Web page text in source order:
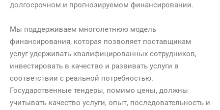
долгосрочном и прогнозируемом финансировании.
Мы поддерживаем многолетнюю модель
финансирования, которая позволяет поставщикам
услуг удерживать квалифицированных сотрудников,
инвестировать в качество и развивать услуги в
соответствии с реальной потребностью.
Государственные тендеры, помимо цены, должны
учитывать качество услуги, опыт, последовательность и